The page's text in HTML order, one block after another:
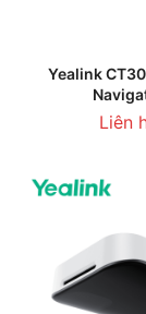
Yealink
Liên